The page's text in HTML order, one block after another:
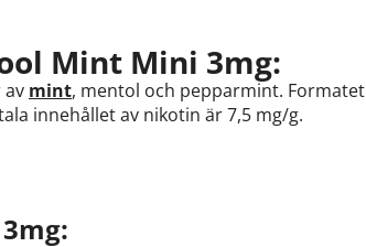
Mint Mini 3mg:
av mint, mentol och pepparmint.
innehållet av nikotin är 7,5 mg/g.